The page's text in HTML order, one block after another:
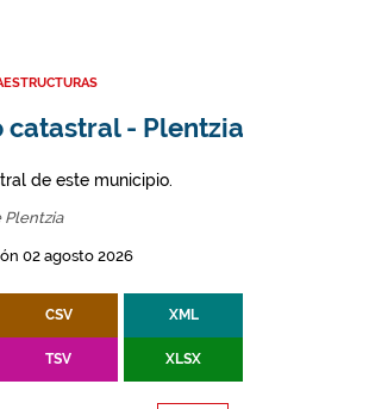
catastral - Plentzia
de este municipio.
02 agosto 2026
CSV XML
TSV XLSX